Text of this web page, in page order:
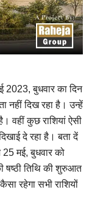
बुधवार का दिन
नहीं दिख रहा है। उन्हें
वहीं कुछ राशियां ऐसी
दे रहा है। बता दें
मई, बुधवार को
षष्ठी तिथि की शुरुआत
रहेगा सभी राशियों